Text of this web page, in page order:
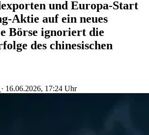
und Europa-Start
Aktie auf ein neues
Börse ignoriert die
des chinesischen
· 16.06.2026, 17:24 Uhr